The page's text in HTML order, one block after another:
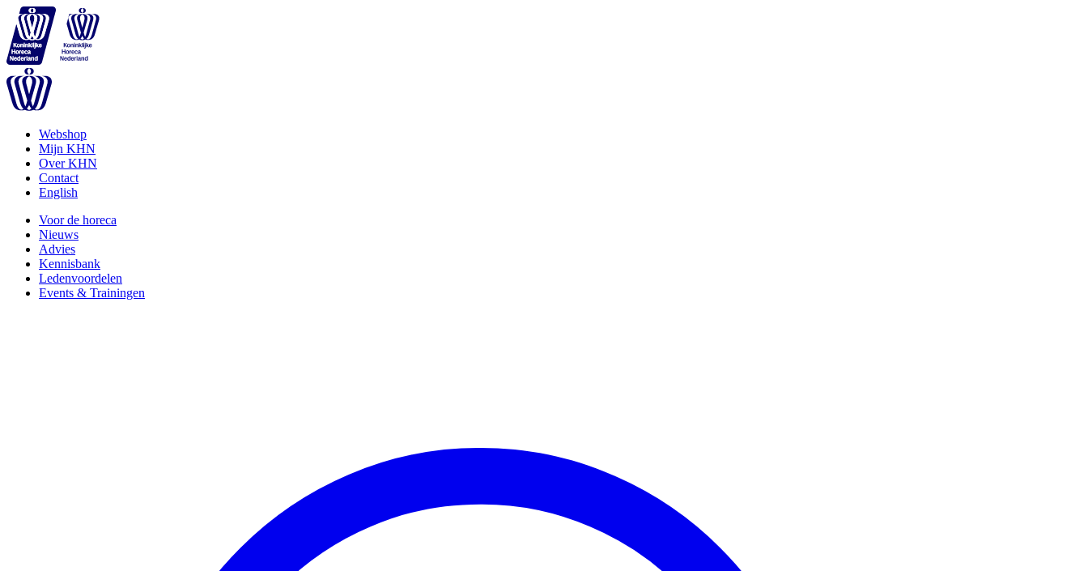
Webshop
Mijn KHN
Over KHN
Contact
English
Voor de horeca
Nieuws
Advies
Kennisbank
Ledenvoordelen
Events & Trainingen